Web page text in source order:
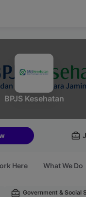
BPJS Kesehatan
Here What We Do
Government & Social